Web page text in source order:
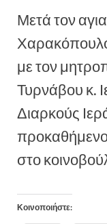
Μετά τον
με τον
Τυρνάβου κ.
Διαρκούς
προκαθήμενο
στο
Κοινοποιήστε: